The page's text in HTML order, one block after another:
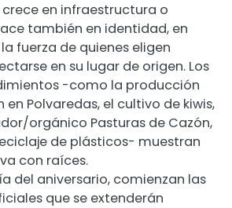
en infraestructura o
también en identidad, en
fuerza de quienes eligen
en su lugar de origen. Los
-como la producción
en Polvaredas, el cultivo de kiwis,
orgánico Pasturas de Cazón,
de plásticos- muestran
con raíces.
del aniversario, comienzan las
que se extenderán